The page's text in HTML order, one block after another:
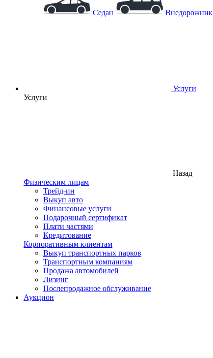
Седан Внедорожник
Услуги
Услуги
Назад
Физическим лицам
Трейд-ин
Выкуп авто
Финансовые услуги
Подарочный сертификат
Плати частями
Кредитование
Корпоративным клиентам
Выкуп транспортных парков
Транспортным компаниям
Продажа автомобилей
Лизинг
Послепродажное обслуживание
Аукцион